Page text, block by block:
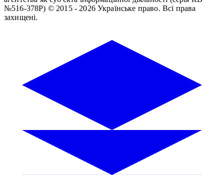
№516-378Р) © 2015 - 2026 Українське право. Всі права
захищені.